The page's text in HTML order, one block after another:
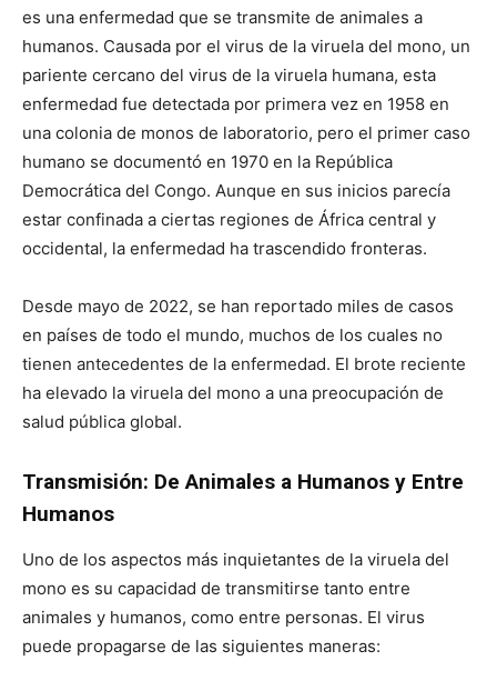
es una enfermedad que se transmite de animales a
humanos. Causada por el virus de la viruela del mono, un
pariente cercano del virus de la viruela humana, esta
enfermedad fue detectada por primera vez en 1958 en
una colonia de monos de laboratorio, pero el primer caso
humano se documentó en 1970 en la República
Democrática del Congo. Aunque en sus inicios parecía
estar confinada a ciertas regiones de África central y
occidental, la enfermedad ha trascendido fronteras.
Desde mayo de 2022, se han reportado miles de casos
en países de todo el mundo, muchos de los cuales no
tienen antecedentes de la enfermedad. El brote reciente
ha elevado la viruela del mono a una preocupación de
salud pública global.
Transmisión: De Animales a Humanos y Entre
Humanos
Uno de los aspectos más inquietantes de la viruela del
mono es su capacidad de transmitirse tanto entre
animales y humanos, como entre personas. El virus
puede propagarse de las siguientes maneras: